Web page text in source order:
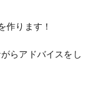
作ります！
らアドバイスをし